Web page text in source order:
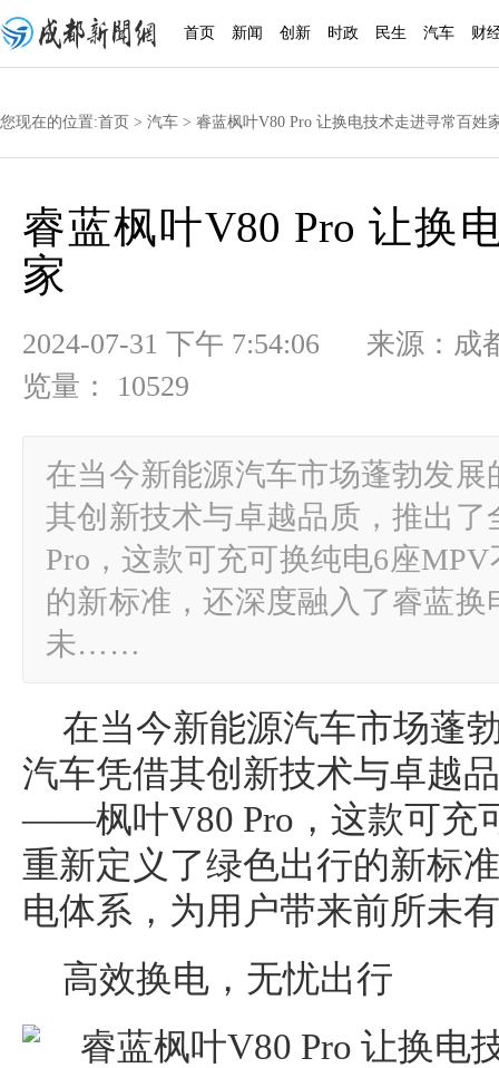
首页 新闻 创新 时政 民生 汽车 财
您现在的位置:首页 > 汽车 > 睿蓝枫叶V80 Pro 让换电技术走进寻常百姓
睿蓝枫叶V80 Pro 让换
家
2024-07-31 下午 7:54:06 来源：
览量： 10529
在当今新能源汽车市场蓬勃发
其创新技术与卓越品质，推出
Pro，这款可充可换纯电6座
的新标准，还深度融入了睿蓝
未……
在当今新能源汽车市场蓬
汽车凭借其创新技术与卓越
——枫叶V80 Pro，这款可充
重新定义了绿色出行的新标
电体系，为用户带来前所未
高效换电，无忧出行